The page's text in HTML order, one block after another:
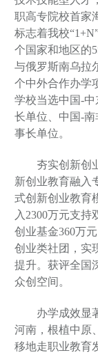
职高专院校首家
标志着我校
个国家和地区的
与俄罗斯南乌拉
个中外合作办学
学校当选中国-
长单位、中国-
事长单位。
夯实创新创
新创业教育融入
式创新创业教育
入2300万元支
创业基金360万
创业类社团，实
提升。获评全国
众创空间。
办学成效显
河南，根植中原
移地走职业教育